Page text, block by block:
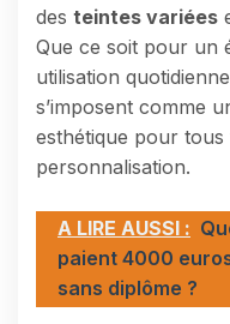
des teintes variées
Que ce soit pour un
utilisation
s’imposent comme
esthétique pour tous
personnalisation.
A LIRE AUSSI :
paient 4000
sans diplôme ?